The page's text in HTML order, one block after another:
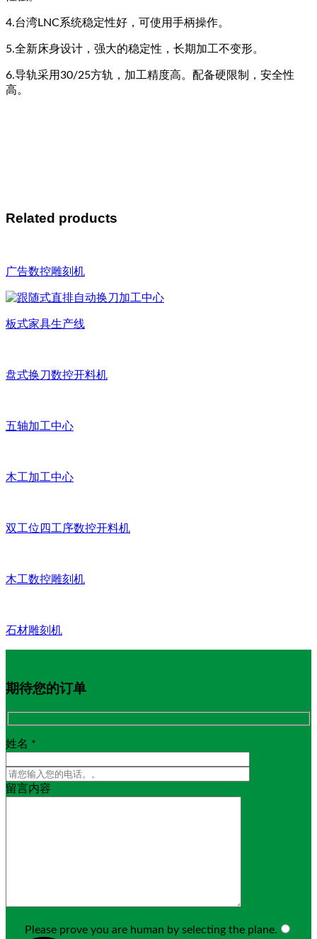
4.台湾LNC系统稳定性好，可使用手柄操作。
5.全新床身设计，强大的稳定性，长期加工不变形。
6.导轨采用30/25方轨，加工精度高。配备硬限制，安全性
高。
Related products
广告数控雕刻机
板式家具生产线
盘式换刀数控开料机
五轴加工中心
木工加工中心
双工位四工序数控开料机
木工数控雕刻机
石材雕刻机
期待您的订单
姓名 *
留言内容
Please prove you are human by selecting the plane.